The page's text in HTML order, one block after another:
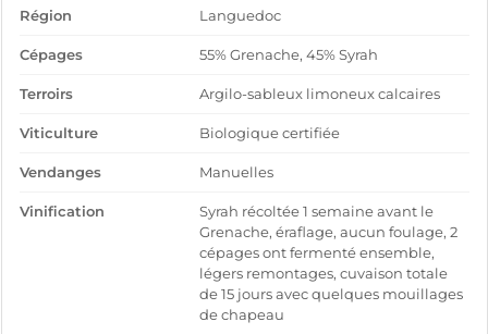
Région Languedoc
Cépages 55% Grenache, 45% Syrah
Terroirs Argilo-sableux limoneux calcaires
Viticulture Biologique certifiée
Vendanges Manuelles
Vinification
Syrah récoltée 1 semaine avant le
Grenache, éraflage, aucun foulage, 2
cépages ont fermenté ensemble,
légers remontages, cuvaison totale
de 15 jours avec quelques mouillages
de chapeau